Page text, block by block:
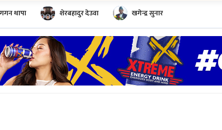
गगन थापा शेरबहादुर देउवा खगेन्द्र सुनार